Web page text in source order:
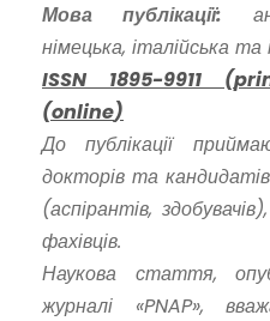
Мова публікації:
німецька, італійська
ISSN 1895-9911 (
(online)
До публікації
докторів та
(аспірантів,
фахівців.
Наукова стаття,
журналі «PNAP»,